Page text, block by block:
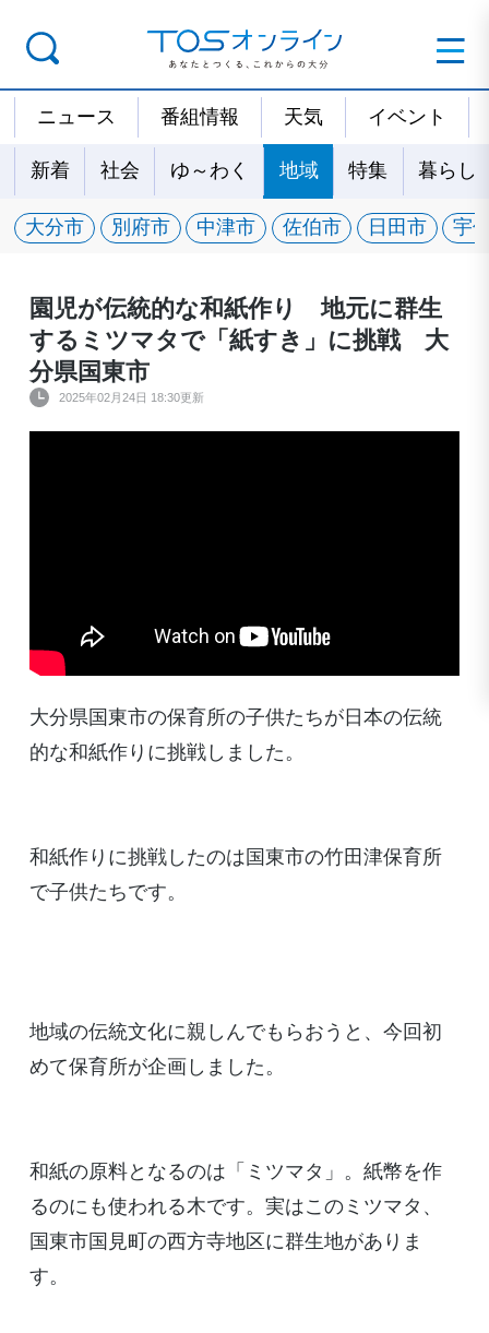
ニュース 番組情報 天気 イベント
新着 社会 ゆ～わく 地域 特集 暮らし
大分市 別府市 中津市 佐伯市 日田市 宇
園児が伝統的な和紙作り 地元に群生
するミツマタで「紙すき」に挑戦 大
分県国東市
2025年02月24日 18:30更新
大分県国東市の保育所の子供たちが日本の伝統
的な和紙作りに挑戦しました。
和紙作りに挑戦したのは国東市の竹田津保育所
で子供たちです。
地域の伝統文化に親しんでもらおうと、今回初
めて保育所が企画しました。
和紙の原料となるのは「ミツマタ」。紙幣を作
るのにも使われる木です。実はこのミツマタ、
国東市国見町の西方寺地区に群生地がありま
す。